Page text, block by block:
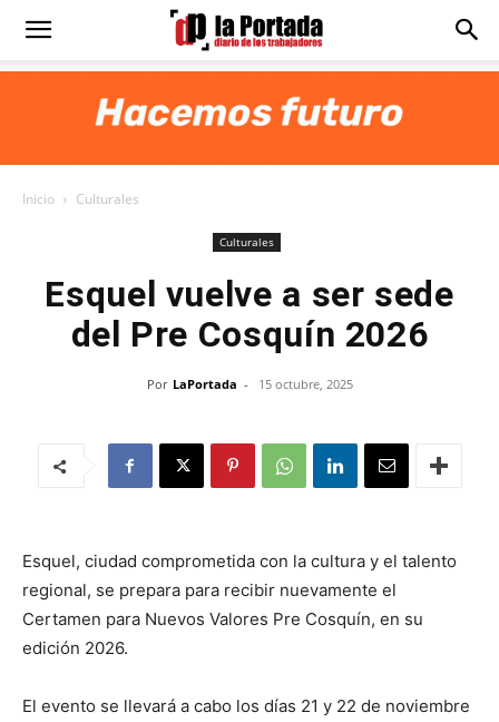
Diario
Inicio Culturales
Culturales
Esquel vuelve a ser sede
del Pre Cosquín 2026
Por LaPortada - 15 octubre, 2025
Esquel, ciudad comprometida con la cultura y el talento
regional, se prepara para recibir nuevamente el
Certamen para Nuevos Valores Pre Cosquín, en su
edición 2026.
El evento se llevará a cabo los días 21 y 22 de noviembre